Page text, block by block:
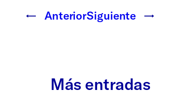
← AnteriorSiguiente →
Más entradas